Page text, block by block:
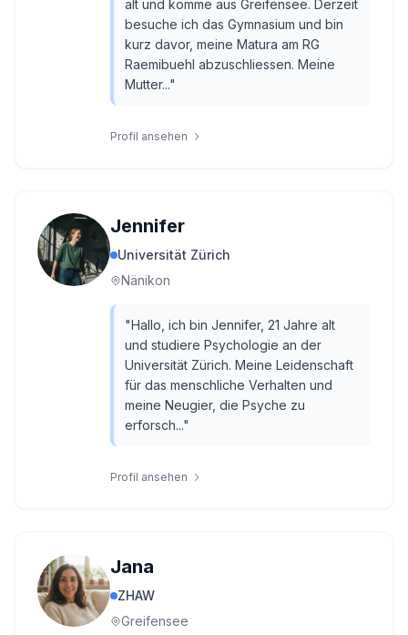
alt und komme aus Greifensee. Derzeit
besuche ich das Gymnasium und bin
kurz davor, meine Matura am RG
Raemibuehl abzuschliessen. Meine
Mutter..."
Profil ansehen
Jennifer
Universität Zürich
Nänikon
"Hallo, ich bin Jennifer, 21 Jahre alt
und studiere Psychologie an der
Universität Zürich. Meine Leidenschaft
für das menschliche Verhalten und
meine Neugier, die Psyche zu
erforsch..."
Profil ansehen
Jana
ZHAW
Greifensee